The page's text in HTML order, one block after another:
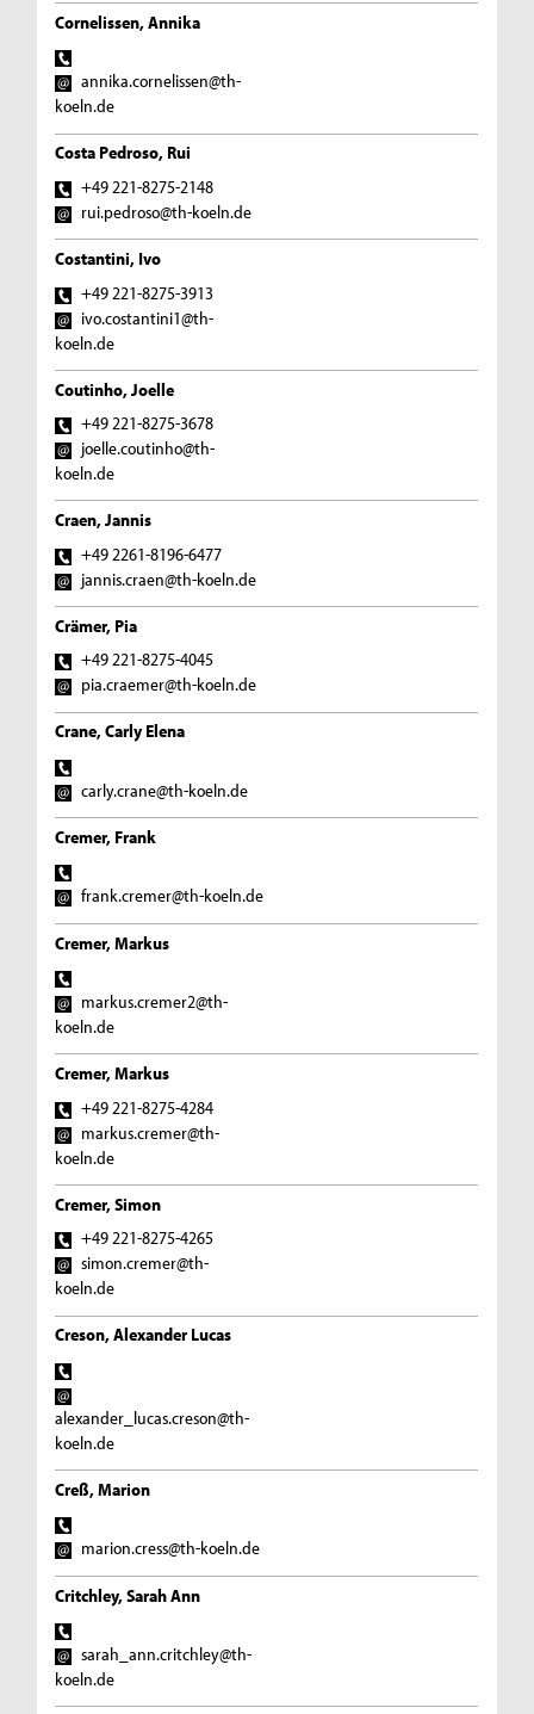
Cornelissen, Annika
annika.cornelissen@th-
koeln.de
Costa Pedroso, Rui
+49 221-8275-2148
rui.pedroso@th-koeln.de
Costantini, Ivo
+49 221-8275-3913
ivo.costantini1@th-
koeln.de
Coutinho, Joelle
+49 221-8275-3678
joelle.coutinho@th-
koeln.de
Craen, Jannis
+49 2261-8196-6477
jannis.craen@th-koeln.de
Crämer, Pia
+49 221-8275-4045
pia.craemer@th-koeln.de
Crane, Carly Elena
carly.crane@th-koeln.de
Cremer, Frank
frank.cremer@th-koeln.de
Cremer, Markus
markus.cremer2@th-
koeln.de
Cremer, Markus
+49 221-8275-4284
markus.cremer@th-
koeln.de
Cremer, Simon
+49 221-8275-4265
simon.cremer@th-
koeln.de
Creson, Alexander Lucas
alexander_lucas.creson@th-
koeln.de
Creß, Marion
marion.cress@th-koeln.de
Critchley, Sarah Ann
sarah_ann.critchley@th-
koeln.de